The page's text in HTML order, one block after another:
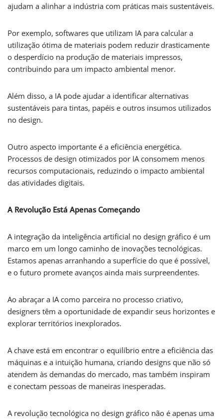
ajudam a alinhar a indústria com práticas mais sustentáveis.
Por exemplo, softwares que utilizam IA para calcular a
utilização ótima de materiais podem reduzir drasticamente
o desperdício na produção de materiais impressos,
contribuindo para um impacto ambiental menor.
Além disso, a IA pode ajudar a identificar alternativas
sustentáveis para tintas, papéis e outros insumos utilizados
no design.
Outro aspecto importante é a eficiência energética.
Processos de design otimizados por IA consomem menos
recursos computacionais, reduzindo o impacto ambiental
das atividades digitais.
A Revolução Está Apenas Começando
A integração da inteligência artificial no design gráfico é um
marco em um longo caminho de inovações tecnológicas.
Estamos apenas arranhando a superfície do que é possível,
e o futuro promete avanços ainda mais surpreendentes.
Ao abraçar a IA como parceira no processo criativo,
designers têm a oportunidade de expandir seus horizontes e
explorar territórios inexplorados.
A chave está em encontrar o equilíbrio entre a eficiência das
máquinas e a intuição humana, criando designs que não só
atendem às demandas do mercado, mas também inspiram
e conectam pessoas de maneiras inesperadas.
A revolução tecnológica no design gráfico não é apenas uma